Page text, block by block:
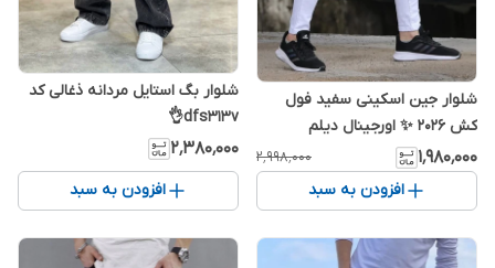
شلوار جین اسکینی سفید فول
کش 2026 ✨ اورجینال دیلم
۱٬۹۸۰٬۰۰۰ ۲٬۹۹۸٬۰۰۰
افزودن به سبد
شلوار بگ استایل مردانه ذغالی کد
dfs313v👌
۲٬۳۸۰٬۰۰۰
افزودن به سبد